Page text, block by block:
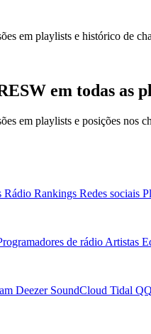
em playlists e histórico de
em todas as
em playlists e posições nos
Rádio Rankings Redes sociais
de rádio Artistas
Deezer SoundCloud Tidal